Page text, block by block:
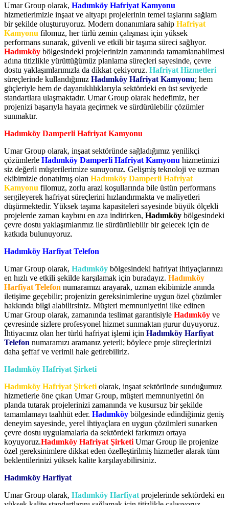
Umar Group olarak, Hadımköy Hafriyat Kamyonu
hizmetlerimizle inşaat ve altyapı projelerinin temel taşlarını sağlam
bir şekilde oluşturuyoruz. Modern donanımlara sahip Hafriyat
Kamyonu filomuz, her türlü zemin çalışması için yüksek
performans sunarak, güvenli ve etkili bir taşıma süreci sağlıyor.
Hadımköy bölgesindeki projelerinizin zamanında tamamlanabilmesi
adına titizlikle yürüttüğümüz planlama süreçleri sayesinde, çevre
dostu yaklaşımlarımızla da dikkat çekiyoruz. Hafriyat Hizmetleri
süreçlerinde kullandığımız Hadımköy Hafriyat Kamyonu; hem
güçleriyle hem de dayanıklılıklarıyla sektördeki en üst seviyede
standartlara ulaşmaktadır. Umar Group olarak hedefimiz, her
projenizi başarıyla hayata geçirmek ve sürdürülebilir çözümler
sunmaktır.
Hadımköy Damperli Hafriyat Kamyonu
Umar Group olarak, inşaat sektöründe sağladığımız yenilikçi
çözümlerle Hadımköy Damperli Hafriyat Kamyonu hizmetimizi
siz değerli müşterilerimize sunuyoruz. Gelişmiş teknoloji ve uzman
ekibimizle donatılmış olan Hadımköy Damperli Hafriyat
Kamyonu filomuz, zorlu arazi koşullarında bile üstün performans
sergileyerek hafriyat süreçlerini hızlandırmakta ve maliyetleri
düşürmektedir. Yüksek taşıma kapasiteleri sayesinde büyük ölçekli
projelerde zaman kaybını en aza indirirken, Hadımköy bölgesindeki
çevre dostu yaklaşımlarımız ile sürdürülebilir bir gelecek için de
katkıda bulunuyoruz.
Hadımköy Harfiyat Telefon
Umar Group olarak, Hadımköy bölgesindeki hafriyat ihtiyaçlarınızı
en hızlı ve etkili şekilde karşılamak için buradayız. Hadımköy
Harfiyat Telefon numaramızı arayarak, uzman ekibimizle anında
iletişime geçebilir; projenizin gereksinimlerine uygun özel çözümler
hakkında bilgi alabilirsiniz. Müşteri memnuniyetini ilke edinen
Umar Group olarak, zamanında teslimat garantisiyle Hadımköy ve
çevresinde sizlere profesyonel hizmet sunmaktan gurur duyuyoruz.
İhtiyacınız olan her türlü hafriyat işlemi için Hadımköy Harfiyat
Telefon numaramızı aramanız yeterli; böylece proje süreçlerinizi
daha şeffaf ve verimli hale getirebiliriz.
Hadımköy Hafriyat Şirketi
Hadımköy Hafriyat Şirketi olarak, inşaat sektöründe sunduğumuz
hizmetlerle öne çıkan Umar Group, müşteri memnuniyetini ön
planda tutarak projelerinizi zamanında ve kusursuz bir şekilde
tamamlamayı taahhüt eder. Hadımköy bölgesinde edindiğimiz geniş
deneyim sayesinde, yerel ihtiyaçlara en uygun çözümleri sunarken
çevre dostu uygulamalarla da sektördeki farkımızı ortaya
koyuyoruz.Hadımköy Hafriyat Şirketi Umar Group ile projenize
özel gereksinimlere dikkat eden özelleştirilmiş hizmetler alarak tüm
beklentilerinizi yüksek kalite karşılayabilirsiniz.
Hadımköy Harfiyat
Umar Group olarak, Hadımköy Harfiyat projelerinde sektördeki en